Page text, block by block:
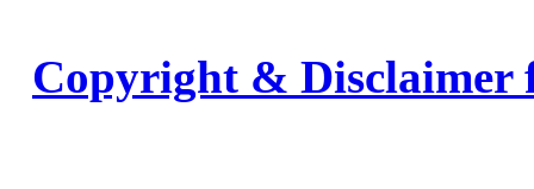
Copyright & Disclaimer